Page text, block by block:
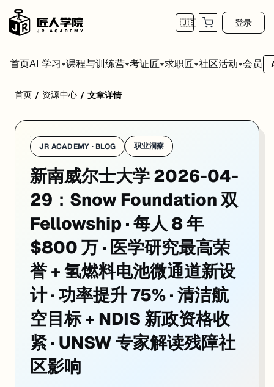
🇺🇸 登录
首页AI 学习 课程与训练营 考证匠 求职匠 社区活动 会员
学校：新南威尔士大学 / UNSW Sydney
新南威尔士大学 2026-04-29 的重点消息是：Snow Foundation 双
01. UNSW 医学双星各获 Snow Foundation
：UNSW Medicine & Health 两位研究员同获 Snow Medical
Deborah Burnett：聚焦预防触发自身免疫疾病的感染——开发更安全
Ira Deveson ：攻坚 下一代基因组测序技术
，目标是更完整理解人类基
为什么重要
：Snow Foundation 全澳严选，8 年资助让研究员彻底摆
来源：
Inside UNSW · 2026-04-14
02. UNSW 氢燃料电池新设计，功率提升 75%
：UNSW 化学学院 Dr Quentin Meyer与Prof Chuan Zhao
技术突破：传统燃料电池内水分积聚会堵塞气体流道、压降急升→功率
成本优化：新架构同步
：首要目标是
首页 / 资源中心 / 文章详情
JR ACADEMY · BLOG 职业洞察
新南威尔士大学 2026-04-
29：Snow Foundation 双
Fellowship · 每人 8 年
$800 万 · 医学研究最高荣
誉 + 氢燃料电池微通道新设
计 · 功率提升 75% · 清洁航
空目标 + NDIS 新政资格收
紧 · UNSW 专家解读残障社
区影响